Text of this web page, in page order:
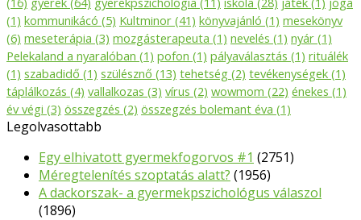
(1) kommunikácó (5) Kultminor (41) könyvajánló (1) mesekönyv
(6) meseterápia (3) mozgásterapeuta (1) nevelés (1) nyár (1)
Pelekaland a nyaralóban (1) pofon (1) pályaválasztás (1) rituálék
(1) szabadidő (1) szülésznő (13) tehetség (2) tevékenységek (1)
táplálkozás (4) vallalkozas (3) vírus (2) wowmom (22) énekes (1)
év végi (3) összegzés (2) összegzés bolemant éva (1)
Legolvasottabb
Egy elhivatott gyermekfogorvos #1 (2751)
Méregtelenítés szoptatás alatt? (1956)
A dackorszak- a gyermekpszichológus válaszol
(1896)